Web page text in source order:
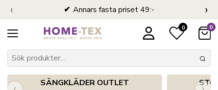
Annars fasta priset 49:-
‹ ›
0 0
SÄNGKLÄDER OUTLET